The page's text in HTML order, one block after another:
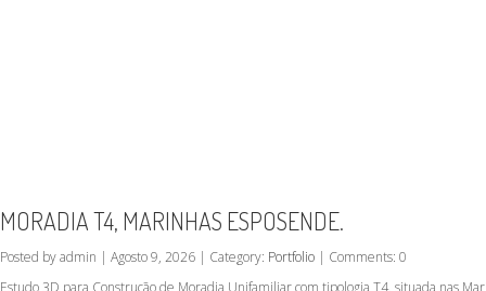
MORADIA T4, MARINHAS ESPOSENDE.
Posted by admin | Agosto 9, 2026 | Category: Portfolio | Comments: 0